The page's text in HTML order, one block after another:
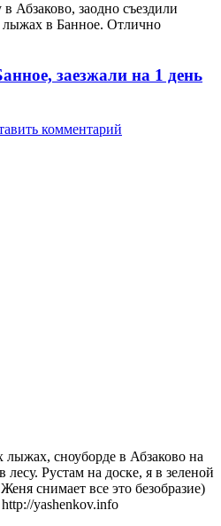
Абзаково, заодно съездили
лыжах в Банное. Отлично
заезжали на 1 день
комментарий
сноуборде в Абзаково на
лесу. Рустам на доске, я в зеленой
снимает все это безобразие)
yashenkov.info